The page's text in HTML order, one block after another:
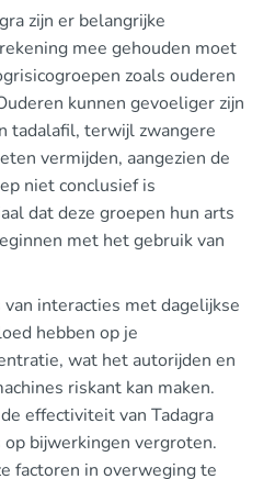
zijn er belangrijke
mee gehouden moet
zoals ouderen
kunnen gevoeliger zijn
tadalafil, terwijl zwangere
vermijden, aangezien de
niet conclusief is
dat deze groepen hun arts
met het gebruik van
interacties met dagelijkse
hebben op je
wat het autorijden en
riskant kan maken.
effectiviteit van Tadagra
bijwerkingen vergroten.
factoren in overweging te